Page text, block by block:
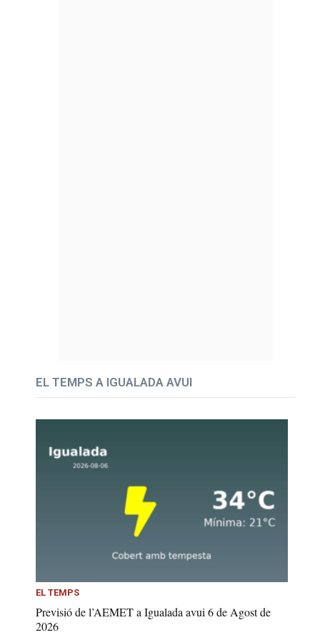
EL TEMPS A IGUALADA AVUI
EL TEMPS
Previsió de l’AEMET a Igualada avui 6 de Agost de
2026